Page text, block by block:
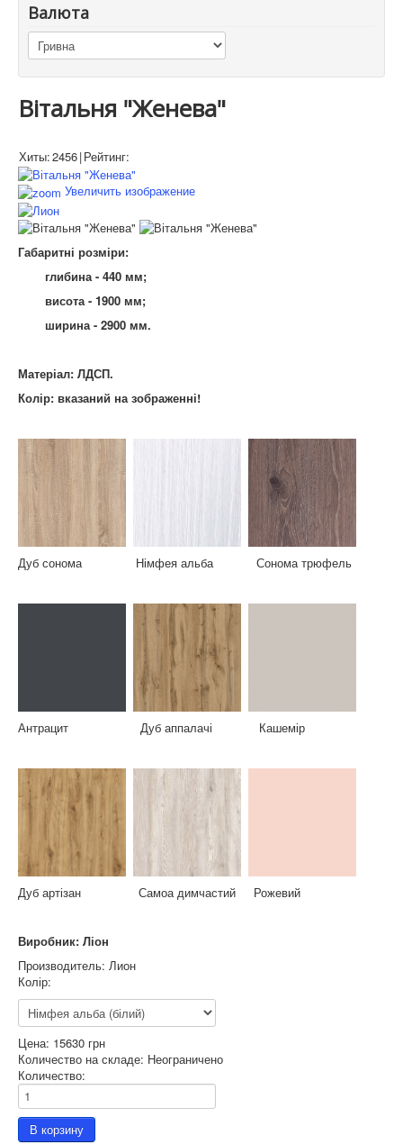
Валюта
Вітальня "Женева"
Хиты:2456|Рейтинг:
Увеличить изображение
Габаритні розміри:
глибина - 440 мм;
висота - 1900 мм;
ширина - 2900 мм.
Матеріал: ЛДСП.
Колір: вказаний на зображенні!
Дуб сонома Німфея альба Сонома трюфель
Антрацит Дуб аппалачі Кашемір
Дуб артізан Самоа димчастий Рожевий
Виробник: Ліон
Производитель: Лион
Колір:
Цена: 15630 грн
Количество на складе: Неограничено
Количество: